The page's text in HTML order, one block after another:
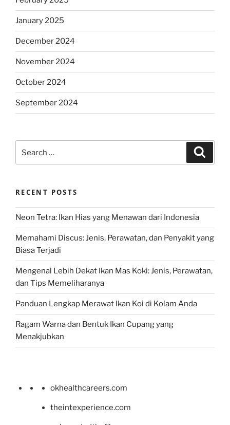
January 2025
December 2024
November 2024
October 2024
September 2024
for:
RECENT POSTS
Neon Tetra: Ikan Hias yang Menawan dari Indonesia
Memahami Discus: Jenis, Perawatan, dan Penyakit yang
Biasa Terjadi
Mengenal Lebih Dekat Ikan Mas Koki: Jenis, Perawatan,
dan Tips Memeliharanya
Panduan Lengkap Merawat Ikan Koi di Kolam Anda
Ragam Warna dan Bentuk Ikan Cupang yang
Menakjubkan
okhealthcareers.com
theintexperience.com